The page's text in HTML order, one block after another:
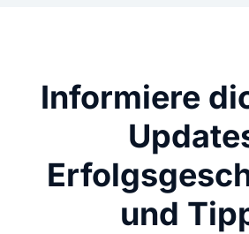
Informiere
und